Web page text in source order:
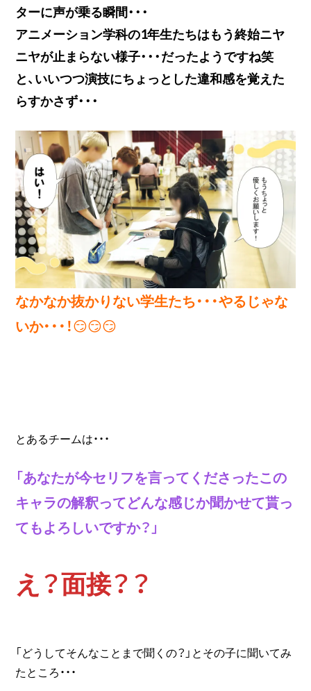
ターに声が乗る瞬間・・・
アニメーション学科の1年生たちはもう終始ニヤ
ニヤが止まらない様子・・・だったようですね笑
と、いいつつ演技にちょっとした違和感を覚えた
らすかさず・・・
なかなか抜かりない学生たち・・・やるじゃな
いか・・・！😏😏😏
とあるチームは・・・
「あなたが今セリフを言ってくださったこの
キャラの解釈ってどんな感じか聞かせて貰っ
てもよろしいですか？」
え？面接？？
「どうしてそんなことまで聞くの？」とその子に聞いてみ
たところ・・・